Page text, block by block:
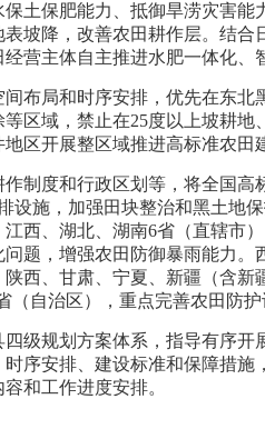
土保肥能力、抵御旱涝灾害
坡降，改善农田耕作层。结
营主体自主推进水肥一体化、
间布局和时序安排，优先在东
区域，禁止在25度以上坡耕
区开展整区域推进高标准农田
制度和行政区划等，将全国
设施，加强田块整治和黑土地
西、湖北、湖南6省（直辖市
题，增强农田防御暴雨能力
西、甘肃、宁夏、新疆（含
（自治区），重点完善农田防
四级规划方案体系，指导有序
序安排、建设标准和保障措
和工作进度安排。